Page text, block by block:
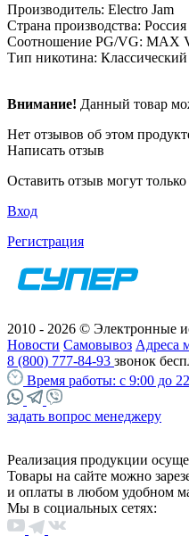
Производитель: Electro Jam
Страна производства: Россия
Соотношение PG/VG: MAX
Тип никотина: Классический
Внимание! Данный товар
Нет отзывов об этом
Написать отзыв
Оставить отзыв могут
Вход
Регистрация
2010 - 2026 © Электронные
Новости Самовывоз Адреса
8 (800) 777-84-93 звонок
Время работы: с 9:00 до
задать вопрос менеджеру
Реализация продукции
Товары на сайте можно
и оплаты в любом удобном
Мы в социальных сетях: